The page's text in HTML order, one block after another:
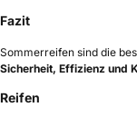
Fazit
Sommerreifen sind die
Sicherheit, Effizienz und
Reifen